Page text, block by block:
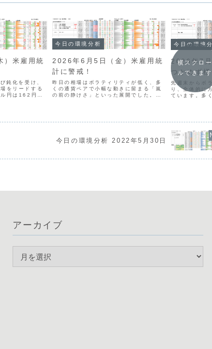
米雇用統
鈍化を受け、
をリードする
円は162円台
今日の環境分析
2026年6月5日（金）米雇用統
計に警戒！
昨日の相場はボラティリティが低く、多
くの通貨ペアで小幅な動きに留まる「嵐
の前の静けさ」といった展開でした。通
今日の環境
2026年7月
つかめず様
先週末からボ
り、全体的に
ています。多
横スクロー
ルできます
今日の環境分析 2022年5月30日
アーカイブ